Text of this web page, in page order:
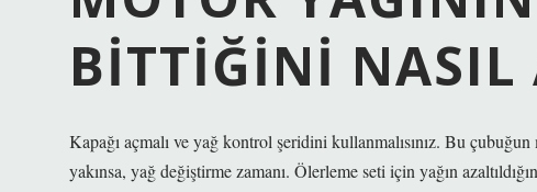
BITTIĞINI NASIL
Kapağı açmalı ve yağ kontrol şeridini kullanmalısınız. Bu
yakınsa, yağ değiştirme zamanı. Ölerleme seti için yağın